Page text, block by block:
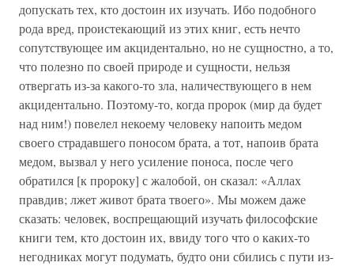
допускать тех, кто достоин их изучать. Ибо подобного
рода вред, проистекающий из этих книг, есть нечто
сопутствующее им акцидентально, но не сущностно, а то,
что полезно по своей природе и сущности, нельзя
отвергать из-за какого-то зла, наличествующего в нем
акцидентально. Поэтому-то, когда пророк (мир да будет
над ним!) повелел некоему человеку напоить медом
своего страдавшего поносом брата, а тот, напоив брата
медом, вызвал у него усиление поноса, после чего
обратился [к пророку] с жалобой, он сказал: «Аллах
правдив; лжет живот брата твоего». Мы можем даже
сказать: человек, воспрещающий изучать философские
книги тем, кто достоин их, ввиду того что о каких-то
негодниках могут подумать, будто они сбились с пути из-